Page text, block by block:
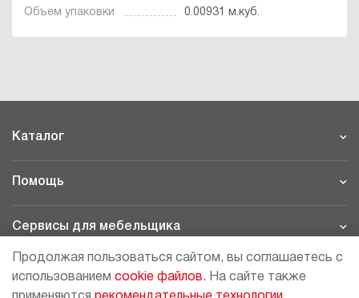
Объем упаковки
0.00931 м.куб.
Каталог
Помощь
Сервисы для мебельщика
Продолжая пользоваться сайтом, вы соглашаетесь с
использованием cookie файлов. На сайте также